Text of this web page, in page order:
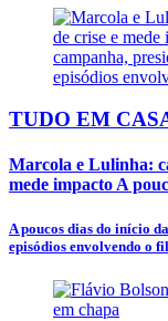
TUDO EM
Marcola e Lulinha:
mede impacto A
A poucos dias do início
episódios envolvendo o